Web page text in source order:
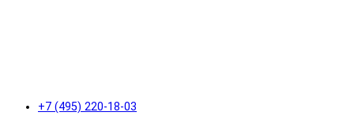
+7 (495) 220-18-03